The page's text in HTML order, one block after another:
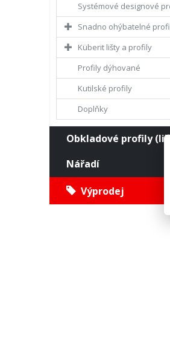
Systémové designové
Snadno ohýbatelné
Küberit lišty a profily
Profily dýhované
Kutilské profily
Doplňky
Obkladové profily
Nářadí
Výprodej